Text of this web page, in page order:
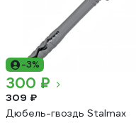
-3%
300 ₽
309 ₽
Дюбель-гвоздь Stalmax